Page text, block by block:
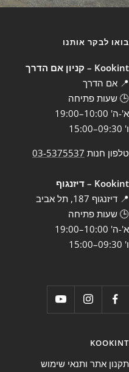
בואו לבקר אותנו
Kookint – קניון אם הדרך
📍 אם הדרך
🕒 שעות פתיחה
א'-ה' 10:00–19:00
ו' 09:30–15:00
טלפון חנות 03-5375537
Kookint – דיזנגוף
📍 דיזנגוף 187, תל אביב
🕒 שעות פתיחה
א'-ה' 10:00–19:00
ו' 09:30–15:00
KOOKINT
תקנון אתר ותנאי שימוש